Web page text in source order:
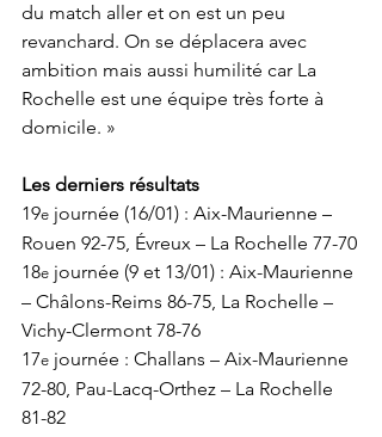
du match aller et on est un peu
revanchard. On se déplacera avec
ambition mais aussi humilité car La
Rochelle est une équipe très forte à
domicile. »
Les derniers résultats
19e journée (16/01) : Aix-Maurienne –
Rouen 92-75, Évreux – La Rochelle 77-70
18e journée (9 et 13/01) : Aix-Maurienne
– Châlons-Reims 86-75, La Rochelle –
Vichy-Clermont 78-76
17e journée : Challans – Aix-Maurienne
72-80, Pau-Lacq-Orthez – La Rochelle
81-82